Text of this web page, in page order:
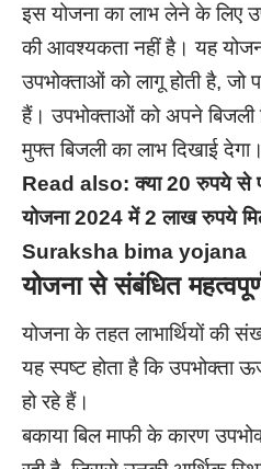
इस योजना का लाभ लेने के लिए
की आवश्यकता नहीं है। यह
उपभोक्ताओं को लागू होती है, जो
हैं। उपभोक्ताओं को अपने
मुफ्त बिजली का लाभ दिखाई देगा।
Read also:क्या 20 रुपये से
योजना 2024 में 2 लाख रुपये
Suraksha bima yojana
योजना से संबंधित
योजना के तहत लाभार्थियों की
यह स्पष्ट होता है कि उपभोक्ता
हो रहे हैं।
बकाया बिल माफी के कारण